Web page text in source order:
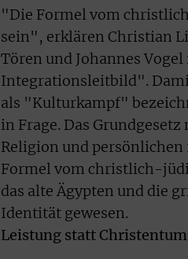
"Die Formel vom
sein", erklären Christian
Tören und Johannes
Integrationsleitbild".
als "Kulturkampf"
in Frage. Das
Religion und persönlichen
Formel vom christlich-
das alte Ägypten und die
Identität gewesen.
Leistung statt Christentum